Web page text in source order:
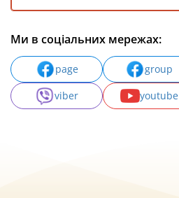
Ми в соціальних мережах:
page group
viber
youtube